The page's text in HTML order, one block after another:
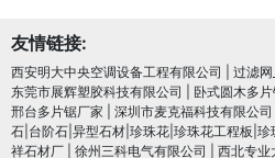
友情链接:
西安明大中央空调设备工程有限公司
过滤
东莞市展辉塑胶科技有限公司
卧式圆木多
邢台多片锯厂家
深圳市麦克福科技有限公司
石|台阶石|异型石材|珍珠花|珍珠花工程板|
祥石材厂
徐州三科电气有限公司
西北专业